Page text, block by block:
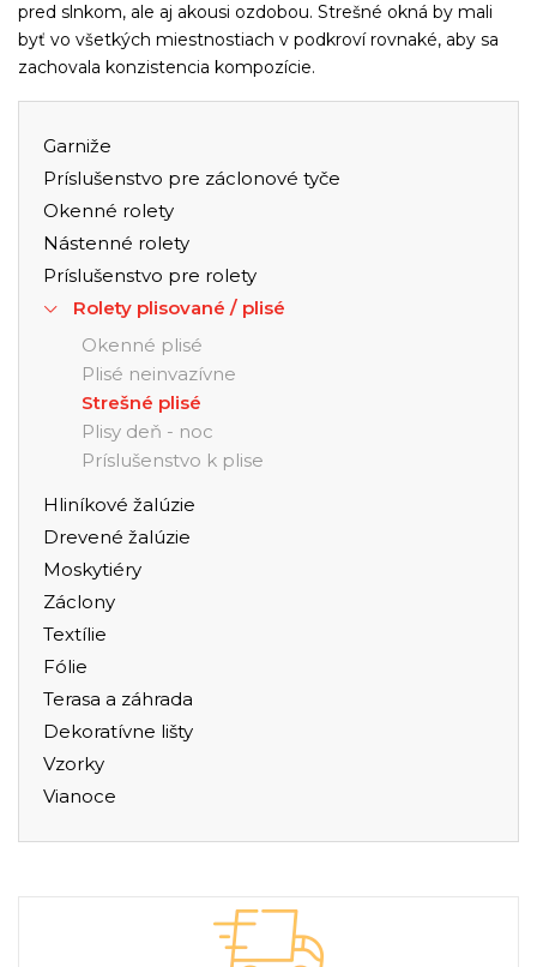
Garniže
Príslušenstvo pre záclonové tyče
Okenné rolety
Nástenné rolety
Príslušenstvo pre rolety
Rolety plisované / plisé
Okenné plisé
Plisé neinvazívne
Strešné plisé
Plisy deň - noc
Príslušenstvo k plise
Hliníkové žalúzie
Drevené žalúzie
Moskytiéry
Záclony
Textílie
Fólie
Terasa a záhrada
Dekoratívne lišty
Vzorky
Vianoce
pred slnkom, ale aj akousi ozdobou. Strešné okná by mali
byť vo všetkých miestnostiach v podkroví rovnaké, aby sa
zachovala konzistencia kompozície.